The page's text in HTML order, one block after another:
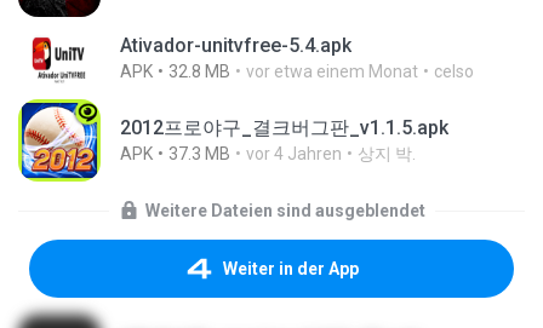
Ativador-unitvfree-5.4.apk
APK 32.8 MB vor etwa einem Monat celso
2012프로야구_결크버그판_v1.1.5.apk
APK 37.3 MB vor 4 Jahren 상지 박.
Weitere Dateien sind ausgeblendet
Weiter in der App